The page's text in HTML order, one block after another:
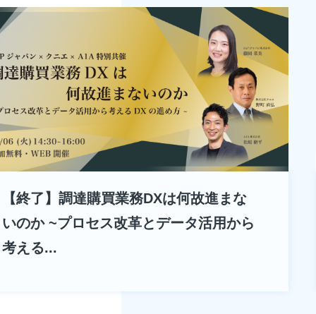
【終了】調達購買業務DXは何故進まな
いのか ~プロセス改革とデータ活用から
考える...